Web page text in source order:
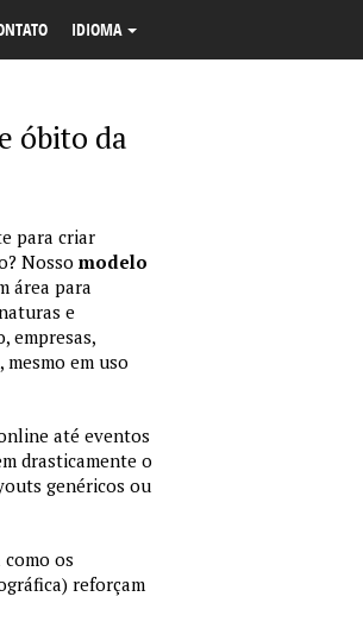
IDIOMA
óbito da
para criar
Nosso modelo
área para
e
empresas,
em uso
até eventos
drasticamente o
genéricos ou
os
reforçam